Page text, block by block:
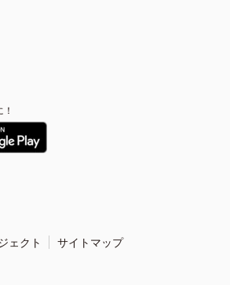
ェクト サイトマップ